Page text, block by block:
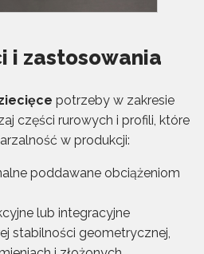
i zastosowania
potrzeby w zakresie
części rurowych i profili, które
w produkcji:
poddawane obciążeniom
lub integracyjne
stabilności geometrycznej,